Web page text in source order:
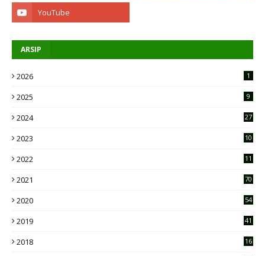
ARSIP
2026 1
2025 9
2024 27
2023
10
2022
11
2021 70
2020 54
2019 41
2018 16